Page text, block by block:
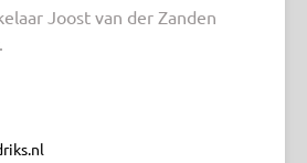
Joost van der Zanden